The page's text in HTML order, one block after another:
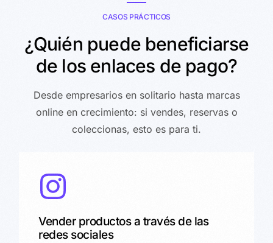
CASOS PRÁCTICOS
¿Quién puede beneficiarse
de los enlaces de pago?
Desde empresarios en solitario hasta marcas
online en crecimiento: si vendes, reservas o
coleccionas, esto es para ti.
Vender productos a través de las
redes sociales